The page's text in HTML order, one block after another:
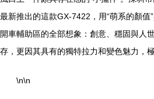
最新推出的這款GX-7422，用“萌系的顏
開車輔助區的全部想象：創意、穩固與人
存，更因其具有的獨特拉力和變色魅力，
\n\n